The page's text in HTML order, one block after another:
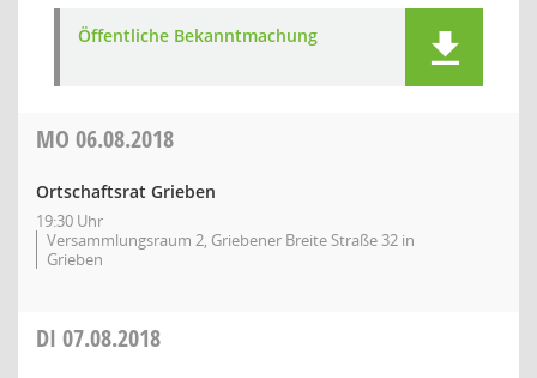
Öffentliche Bekanntmachung
MO 06.08.2018
Ortschaftsrat Grieben
19:30 Uhr
Versammlungsraum 2, Griebener Breite Straße 32 in
Grieben
DI 07.08.2018